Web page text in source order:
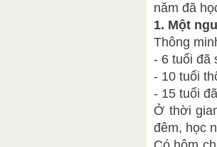
năm đã
1. Một
Thông
- 6 tuổi đã
- 10 tuổi
- 15 tuổi
Ở thời
đêm, học